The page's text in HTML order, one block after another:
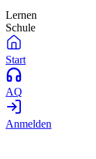
Lernen
Schule
Start
AQ
Anmelden